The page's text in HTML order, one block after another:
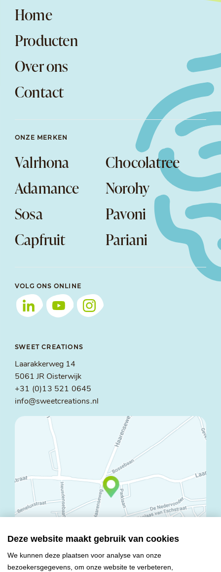
Deze website maakt gebruik van cookies
We kunnen deze plaatsen voor analyse van onze
bezoekersgegevens, om onze website te verbeteren,
Home
Producten
Over ons
Contact
ONZE MERKEN
Valrhona
Chocolatree
Adamance
Norohy
Sosa
Pavoni
Capfruit
Pariani
VOLG ONS ONLINE
SWEET CREATIONS
Laarakkerweg 14
5061 JR Oisterwijk
+31 (0)13 521 0645
info@sweetcreations.nl